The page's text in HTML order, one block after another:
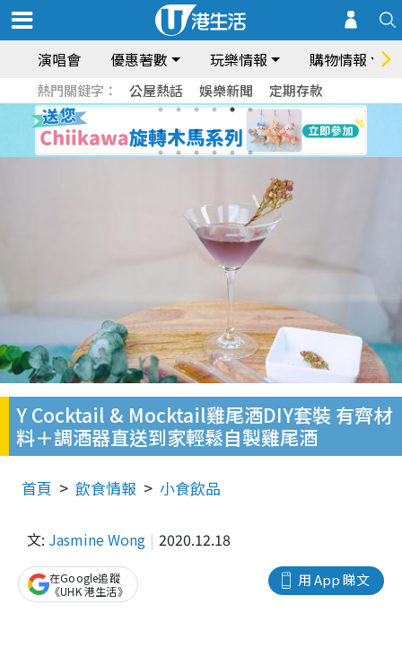
演唱會 優惠著數 玩樂情報 購物情報
熱門關鍵字： 公屋熱話 娛樂新聞 定期存款
Y Cocktail & Mocktail雞尾酒DIY套裝 有齊材
料＋調酒器直送到家輕鬆自製雞尾酒
首頁 飲食情報 小食飲品
文: Jasmine Wong 2020.12.18
用 App 睇文
在Google追蹤
《UHK 港生活》